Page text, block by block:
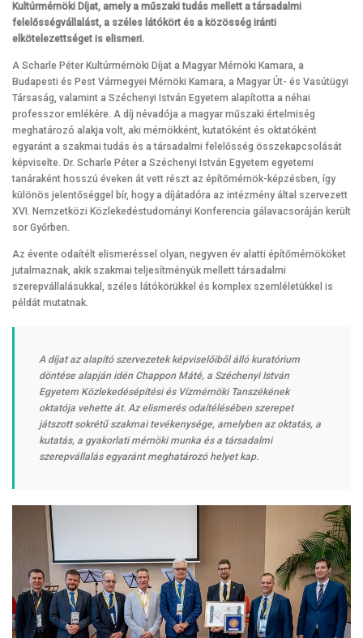
Kultúrmérnöki Díjat, amely a műszaki tudás mellett a társadalmi
felelősségvállalást, a széles látókört és a közösség iránti
elkötelezettséget is elismeri.
A Scharle Péter Kultúrmérnöki Díjat a Magyar Mérnöki Kamara, a
Budapesti és Pest Vármegyei Mérnöki Kamara, a Magyar Út- és Vasútügyi
Társaság, valamint a Széchenyi István Egyetem alapította a néhai
professzor emlékére. A díj névadója a magyar műszaki értelmiség
meghatározó alakja volt, aki mérnökként, kutatóként és oktatóként
egyaránt a szakmai tudás és a társadalmi felelősség összekapcsolását
képviselte. Dr. Scharle Péter a Széchenyi István Egyetem egyetemi
tanáraként hosszú éveken át vett részt az építőmérnök-képzésben, így
különös jelentőséggel bír, hogy a díjátadóra az intézmény által szervezett
XVI. Nemzetközi Közlekedéstudományi Konferencia gálavacsoráján került
sor Győrben.
Az évente odaítélt elismeréssel olyan, negyven év alatti építőmérnököket
jutalmaznak, akik szakmai teljesítményük mellett társadalmi
szerepvállalásukkal, széles látókörükkel és komplex szemléletükkel is
példát mutatnak.
A díjat az alapító szervezetek képviselőiből álló kuratórium
döntése alapján idén Chappon Máté, a Széchenyi István
Egyetem Közlekedésépítési és Vízmérnöki Tanszékének
oktatója vehette át. Az elismerés odaítélésében szerepet
játszott sokrétű szakmai tevékenysége, amelyben az oktatás, a
kutatás, a gyakorlati mérnöki munka és a társadalmi
szerepvállalás egyaránt meghatározó helyet kap.